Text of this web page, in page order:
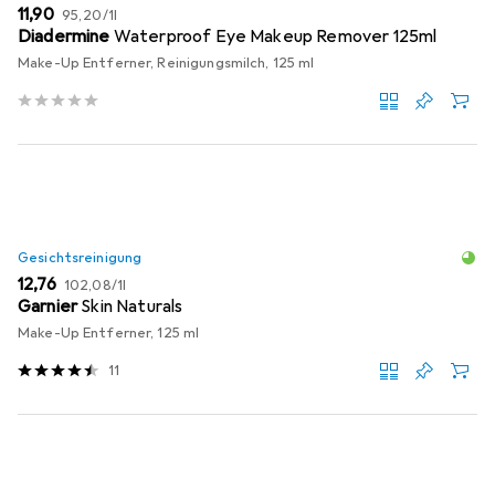
EUR
11,90 EUR
95,20/1l
Diadermine Waterproof Eye Makeup Remover 125ml
Make-Up Entferner, Reinigungsmilch, 125 ml
Gesichtsreinigung
EUR
12,76 EUR
102,08/1l
GarnierSkin Naturals
Make-Up Entferner, 125 ml
11